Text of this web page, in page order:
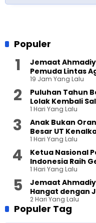
Populer
Jemaat
Pemuda Lintas
19 Jam Yang Lalu
Puluhan Tahun
Lolak Kembali
1 Hari Yang Lalu
Anak Bukan
Besar UT
1 Hari Yang Lalu
Ketua Nasional
Indonesia Raih
Terbuka
1 Hari Yang Lalu
Jemaat
Hangat dengan
2 Hari Yang Lalu
Populer Tag